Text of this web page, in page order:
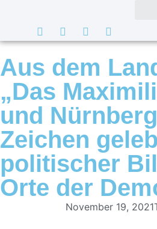
Aus dem
„Das
und
Zeichen
politischer
Orte der
November 19, 2021